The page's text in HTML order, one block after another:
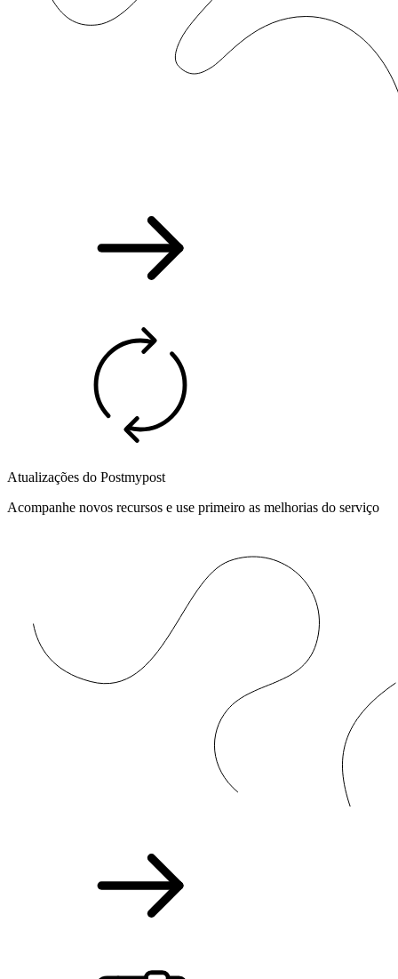
Atualizações do Postmypost
Acompanhe novos recursos e use primeiro as melhorias do serviço